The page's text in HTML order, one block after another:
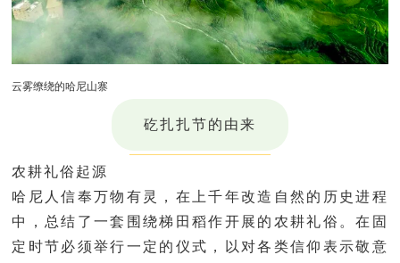
云雾缭绕的哈尼山寨
矻扎扎节的由来
农耕礼俗起源
哈尼人信奉万物有灵，在上千年改造自然的历史进程
中，总结了一套围绕梯田稻作开展的农耕礼俗。在固
定时节必须举行一定的仪式，以对各类信仰表示敬意